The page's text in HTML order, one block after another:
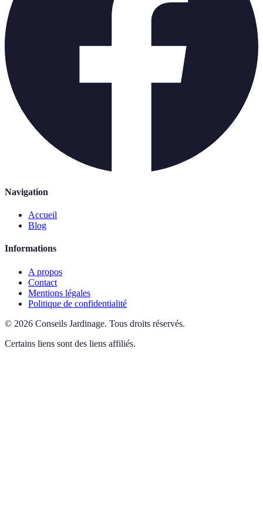
Navigation
Accueil
Blog
Informations
A propos
Contact
Mentions légales
Politique de confidentialité
© 2026 Conseils Jardinage. Tous droits réservés.
Certains liens sont des liens affiliés.